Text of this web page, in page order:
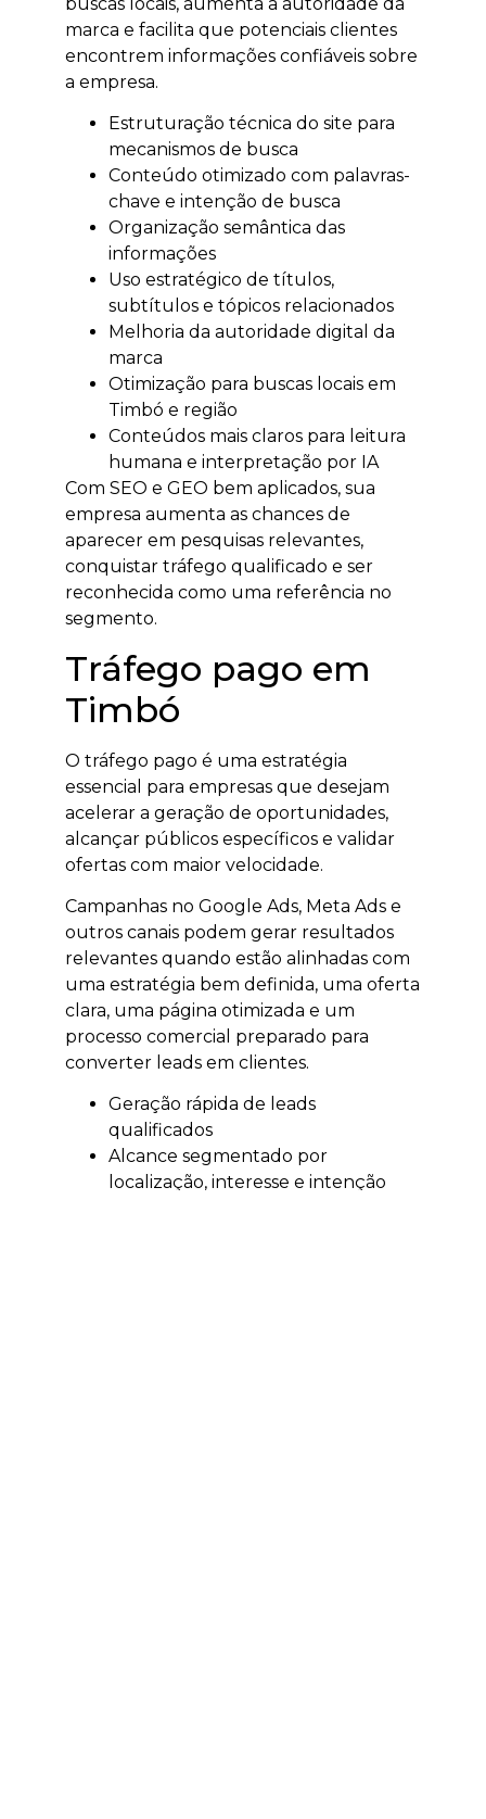
marca e facilita que potenciais clientes
encontrem informações confiáveis sobre
a empresa.
Estruturação técnica do site para
mecanismos de busca
Conteúdo otimizado com palavras-
chave e intenção de busca
Organização semântica das
informações
Uso estratégico de títulos,
subtítulos e tópicos relacionados
Melhoria da autoridade digital da
marca
Otimização para buscas locais em
Timbó e região
Conteúdos mais claros para leitura
humana e interpretação por IA
Com SEO e GEO bem aplicados, sua
empresa aumenta as chances de
aparecer em pesquisas relevantes,
conquistar tráfego qualificado e ser
reconhecida como uma referência no
segmento.
Tráfego pago em
Timbó
O tráfego pago é uma estratégia
essencial para empresas que desejam
acelerar a geração de oportunidades,
alcançar públicos específicos e validar
ofertas com maior velocidade.
Campanhas no Google Ads, Meta Ads e
outros canais podem gerar resultados
relevantes quando estão alinhadas com
uma estratégia bem definida, uma oferta
clara, uma página otimizada e um
processo comercial preparado para
converter leads em clientes.
Geração rápida de leads
qualificados
Alcance segmentado por
localização, interesse e intenção